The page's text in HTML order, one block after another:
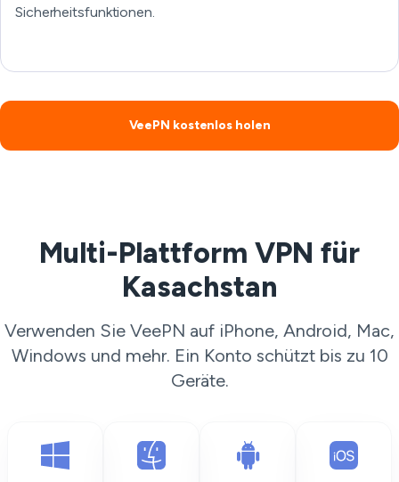
Sicherheitsfunktionen.
VeePN kostenlos holen
Multi-Plattform VPN für
Kasachstan
Verwenden Sie VeePN auf iPhone, Android, Mac,
Windows und mehr. Ein Konto schützt bis zu 10
Geräte.